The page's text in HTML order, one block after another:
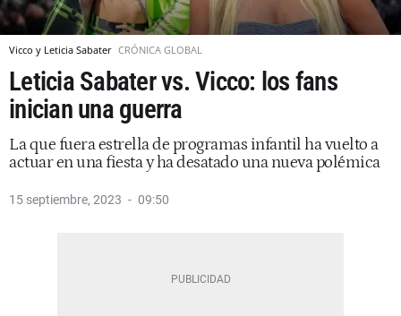
Vicco y Leticia Sabater CRÓNICA GLOBAL
Leticia Sabater vs. Vicco: los fans
inician una guerra
La que fuera estrella de programas infantil ha vuelto a
actuar en una fiesta y ha desatado una nueva polémica
15 septiembre, 2023 09:50